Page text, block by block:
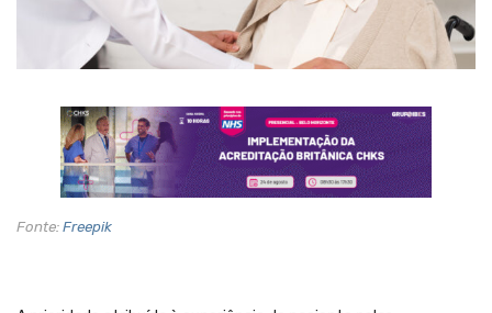
Fonte: Freepik